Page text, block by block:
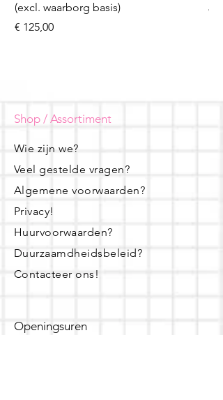
(excl. waarborg basis)
Prijs
€ 125,00
Prijs
€
Shop / Assortiment
Wie zijn we?
Veel gestelde vragen?
Algemene voorwaarden?
Privacy!
Huurvoorwaarden?
Duurzaamdheidsbeleid?
Contacteer ons!
Openingsuren